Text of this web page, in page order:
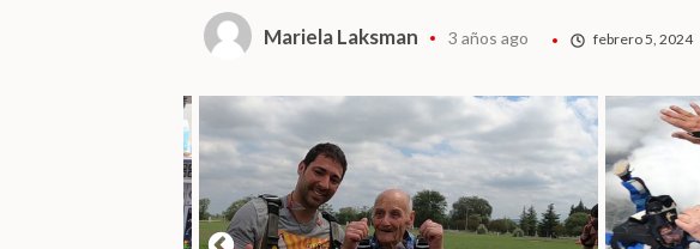
Mariela Laksman 3 años ago febrero 5, 2024